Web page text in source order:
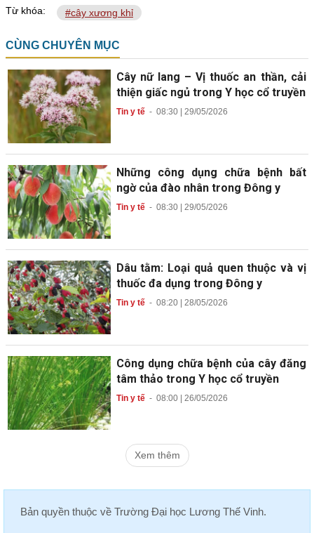
Từ khóa: #cây xương khỉ
CÙNG CHUYÊN MỤC
Cây nữ lang – Vị thuốc an thần, cải
thiện giấc ngủ trong Y học cổ truyền
Tin y tế- 08:30 | 29/05/2026
Những công dụng chữa bệnh bất
ngờ của đào nhân trong Đông y
Tin y tế- 08:30 | 29/05/2026
Dâu tằm: Loại quả quen thuộc và vị
thuốc đa dụng trong Đông y
Tin y tế- 08:20 | 28/05/2026
Công dụng chữa bệnh của cây đăng
tâm thảo trong Y học cổ truyền
Tin y tế- 08:00 | 26/05/2026
Xem thêm
Bản quyền thuộc về Trường Đại học Lương Thế Vinh.